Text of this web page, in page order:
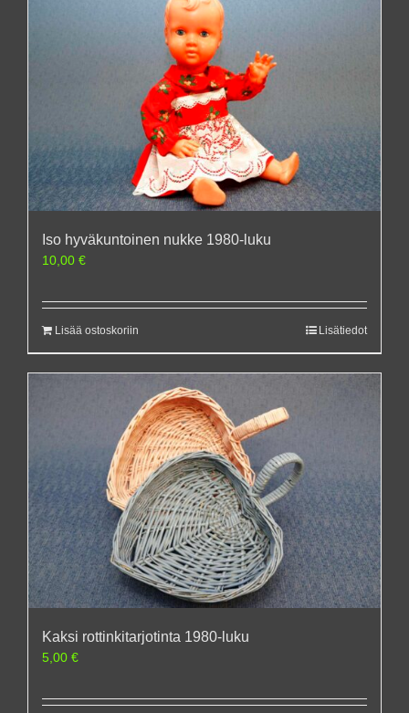
Iso hyväkuntoinen nukke 1980-luku
10,00 €
Lisää ostoskoriin Lisätiedot
Kaksi rottinkitarjotinta 1980-luku
5,00 €